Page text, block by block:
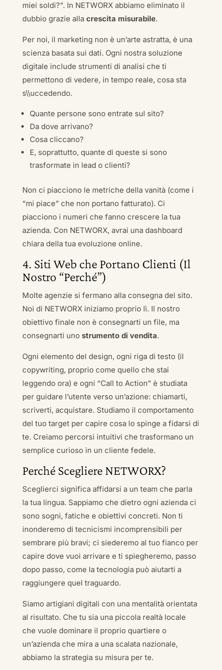
miei soldi?”. In NETWORX abbiamo eliminato il
dubbio grazie alla crescita misurabile.
Per noi, il marketing non è un’arte astratta, è una
scienza basata sui dati. Ogni nostra soluzione
digitale include strumenti di analisi che ti
permettono di vedere, in tempo reale, cosa sta
s\\uccedendo.
Quante persone sono entrate sul sito?
Da dove arrivano?
Cosa cliccano?
E, soprattutto, quante di queste si sono
trasformate in lead o clienti?
Non ci piacciono le metriche della vanità (come i
“mi piace” che non portano fatturato). Ci
piacciono i numeri che fanno crescere la tua
azienda. Con NETWORX, avrai una dashboard
chiara della tua evoluzione online.
4. Siti Web che Portano Clienti (Il
Nostro “Perché”)
Molte agenzie si fermano alla consegna del sito.
Noi di NETWORX iniziamo proprio lì. Il nostro
obiettivo finale non è consegnarti un file, ma
consegnarti uno strumento di vendita.
Ogni elemento del design, ogni riga di testo (il
copywriting, proprio come quello che stai
leggendo ora) e ogni “Call to Action” è studiata
per guidare l’utente verso un’azione: chiamarti,
scriverti, acquistare. Studiamo il comportamento
del tuo target per capire cosa lo spinge a fidarsi di
te. Creiamo percorsi intuitivi che trasformano un
semplice curioso in un cliente fedele.
Perché Scegliere NETWORX?
Sceglierci significa affidarsi a un team che parla
la tua lingua. Sappiamo che dietro ogni azienda ci
sono sogni, fatiche e obiettivi concreti. Non ti
inonderemo di tecnicismi incomprensibili per
sembrare più bravi; ci siederemo al tuo fianco per
capire dove vuoi arrivare e ti spiegheremo, passo
dopo passo, come la tecnologia può aiutarti a
raggiungere quel traguardo.
Siamo artigiani digitali con una mentalità orientata
al risultato. Che tu sia una piccola realtà locale
che vuole dominare il proprio quartiere o
un’azienda che mira a una scalata nazionale,
abbiamo la strategia su misura per te.